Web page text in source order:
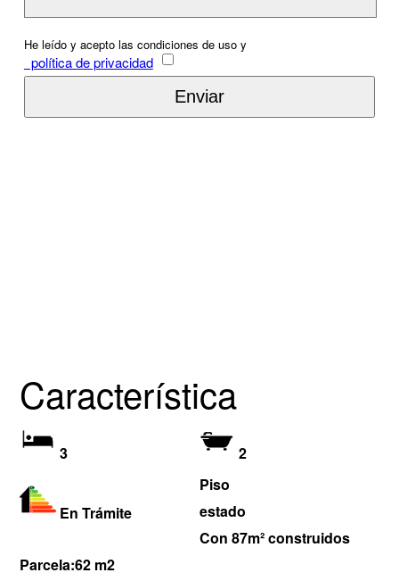
He leído y acepto las condiciones de uso y
política de privacidad
Característica
3 2
En Trámite
Piso
estado
Con 87m² construidos
Parcela:62 m2